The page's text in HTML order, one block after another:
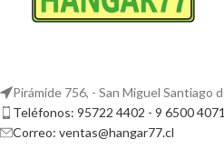
Pirámide 756, - San Miguel Santiago
Teléfonos: 95722 4402 - 9 6500
Correo: ventas@hangar77.cl